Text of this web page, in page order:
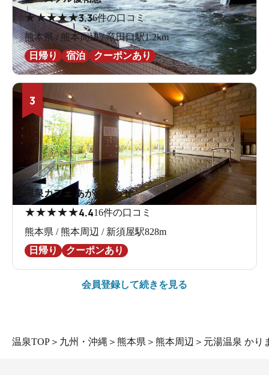
★★★★★3.36件の口コミ
熊本県 / 熊本周辺 / 竜田口駅1.2km
日帰り
宿泊 クーポンあり
3
温泉カフェ あがんなっせ
★★★★★4.416件の口コミ
熊本県 / 熊本周辺 / 新須屋駅828m
日帰り
クーポンあり
会員登録して続きを見る
温泉TOP ＞ 九州・沖縄 ＞ 熊本県 ＞ 熊本周辺 ＞ 元湯温泉 かり